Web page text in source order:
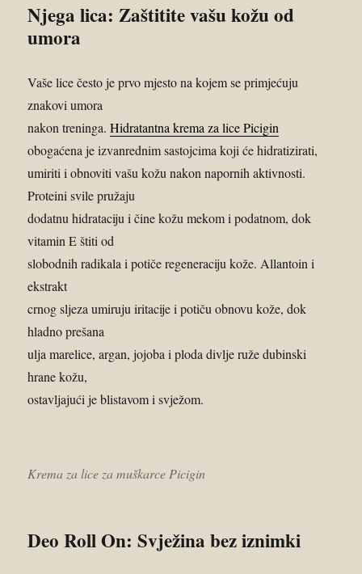
Njega lica: Zaštitite vašu kožu od
umora
Vaše lice često je prvo mjesto na kojem se primjećuju
znakovi umora
nakon treninga.Hidratantna krema za lice Picigin
obogaćena je izvanrednim sastojcima koji će hidratizirati,
umiriti i obnoviti vašu kožu nakon napornih aktivnosti.
Proteini svile pružaju
dodatnu hidrataciju i čine kožu mekom i podatnom, dok
vitamin E štiti od
slobodnih radikala i potiče regeneraciju kože. Allantoin i
ekstrakt
crnog sljeza umiruju iritacije i potiču obnovu kože, dok
hladno prešana
ulja marelice, argan, jojoba i ploda divlje ruže dubinski
hrane kožu,
ostavljajući je blistavom i svježom.
Krema za lice za muškarce Picigin
Deo Roll On: Svježina bez iznimki